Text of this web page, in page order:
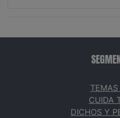
CUIDA
DICHOS Y